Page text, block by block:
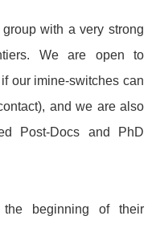
with a very strong
We are open to
our imine-switches can
and we are also
Post-Docs and PhD
beginning of their